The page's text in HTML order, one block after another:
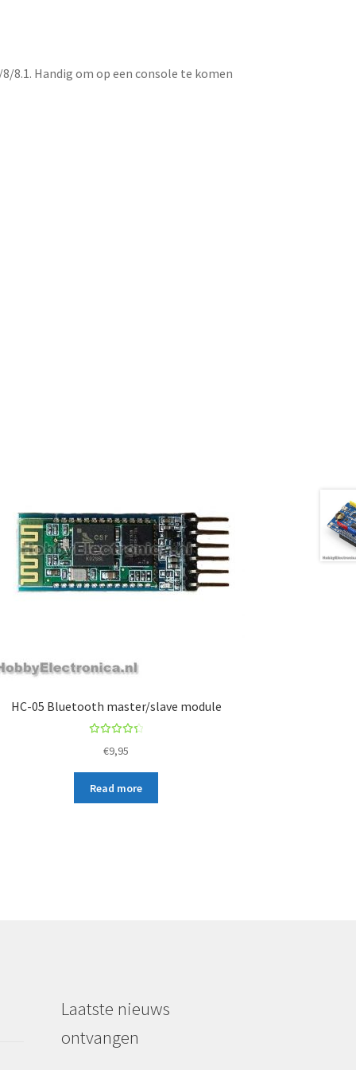
8.1. Handig om op een console te komen
HC-05 Bluetooth master/slave module
4.50
out of
5
€9,95
Read more
Laatste nieuws
ontvangen